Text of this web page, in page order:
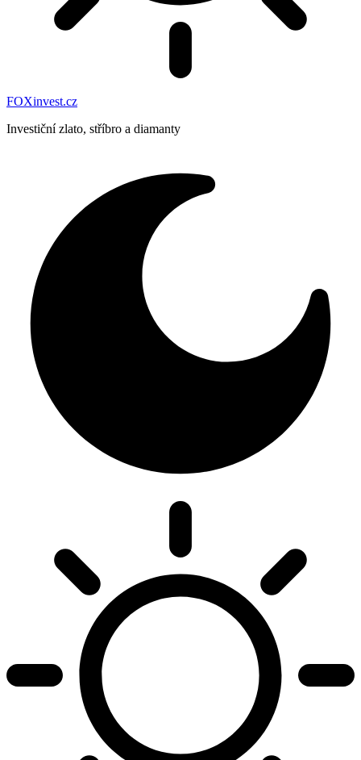
FOXinvest.cz
Investiční zlato, stříbro a diamanty